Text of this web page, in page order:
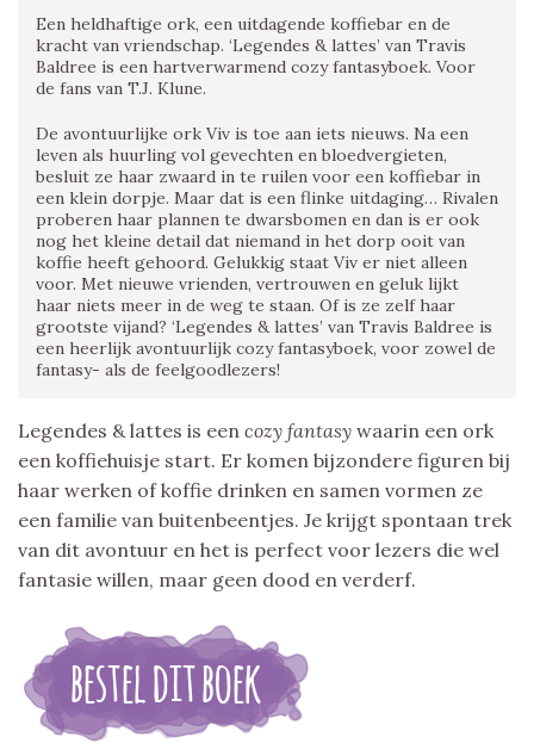
Een heldhaftige ork, een uitdagende koffiebar en de
kracht van vriendschap. ‘Legendes & lattes’ van Travis
Baldree is een hartverwarmend cozy fantasyboek. Voor
de fans van T.J. Klune.
De avontuurlijke ork Viv is toe aan iets nieuws. Na een
leven als huurling vol gevechten en bloedvergieten,
besluit ze haar zwaard in te ruilen voor een koffiebar in
een klein dorpje. Maar dat is een flinke uitdaging… Rivalen
proberen haar plannen te dwarsbomen en dan is er ook
nog het kleine detail dat niemand in het dorp ooit van
koffie heeft gehoord. Gelukkig staat Viv er niet alleen
voor. Met nieuwe vrienden, vertrouwen en geluk lijkt
haar niets meer in de weg te staan. Of is ze zelf haar
grootste vijand? ‘Legendes & lattes’ van Travis Baldree is
een heerlijk avontuurlijk cozy fantasyboek, voor zowel de
fantasy- als de feelgoodlezers!
Legendes & lattes is een cozy fantasy waarin een ork
een koffiehuisje start. Er komen bijzondere figuren bij
haar werken of koffie drinken en samen vormen ze
een familie van buitenbeentjes. Je krijgt spontaan trek
van dit avontuur en het is perfect voor lezers die wel
fantasie willen, maar geen dood en verderf.